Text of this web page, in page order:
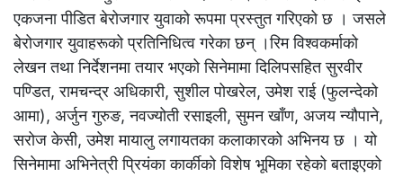
एकजना पीडित बेरोजगार युवाको रूपमा प्रस्तुत गरिएको छ । जसले
बेरोजगार युवाहरूको प्रतिनिधित्व गरेका छन् ।रिम विश्वकर्माको
लेखन तथा निर्देशनमा तयार भएको सिनेमामा दिलिपसहित सुरवीर
पण्डित, रामचन्द्र अधिकारी, सुशील पोखरेल, उमेश राई (फुलन्देको
आमा), अर्जुन गुरुङ, नवज्योती रसाइली, सुमन खाँण, अजय न्यौपाने,
सरोज केसी, उमेश मायालु लगायतका कलाकारको अभिनय छ । यो
सिनेमामा अभिनेत्री प्रियंका कार्कीको विशेष भूमिका रहेको बताइएको